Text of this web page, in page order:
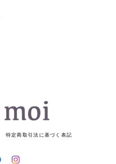
特定商取引法に基づく表記